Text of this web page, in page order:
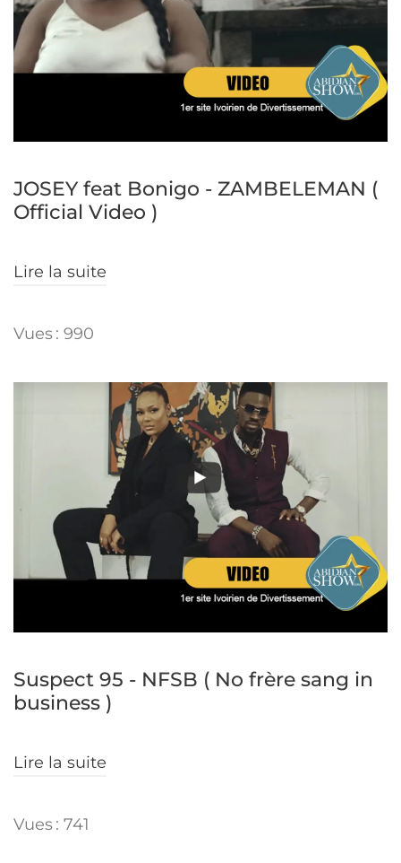
JOSEY feat Bonigo - ZAMBELEMAN (
Official Video )
Lire la suite
Vues : 990
Suspect 95 - NFSB ( No frère sang in
business )
Lire la suite
Vues : 741